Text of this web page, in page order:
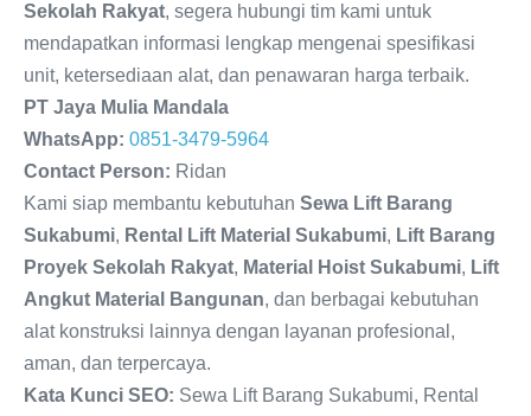
Sekolah Rakyat, segera hubungi tim kami untuk
mendapatkan informasi lengkap mengenai spesifikasi
unit, ketersediaan alat, dan penawaran harga terbaik.
PT Jaya Mulia Mandala
WhatsApp: 0851-3479-5964
Contact Person: Ridan
Kami siap membantu kebutuhan Sewa Lift Barang
Sukabumi, Rental Lift Material Sukabumi, Lift Barang
Proyek Sekolah Rakyat, Material Hoist Sukabumi, Lift
Angkut Material Bangunan, dan berbagai kebutuhan
alat konstruksi lainnya dengan layanan profesional,
aman, dan terpercaya.
Kata Kunci SEO: Sewa Lift Barang Sukabumi, Rental